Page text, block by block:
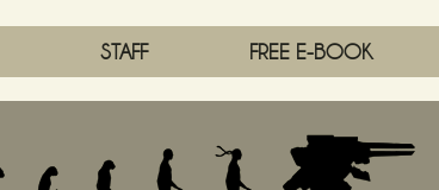
STAFF FREE E-BOOK